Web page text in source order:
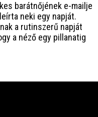
barátnőjének e-mailje
neki egy napját.
a rutinszerű napját
a néző egy pillanatig